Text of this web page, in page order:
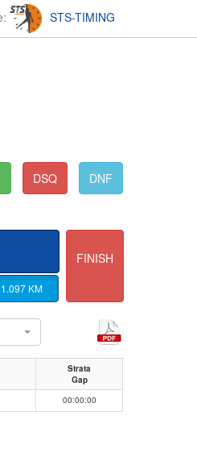
STS-TIMING
DSQ DNF
KM
FINISH
Strata
Gap
00:00:00